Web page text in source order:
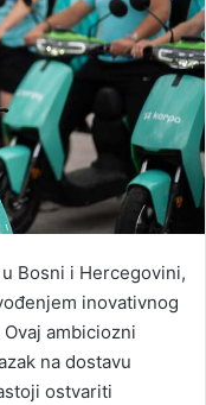
Bosni i Hercegovini,
inovativnog
ambiciozni
na dostavu
ostvariti